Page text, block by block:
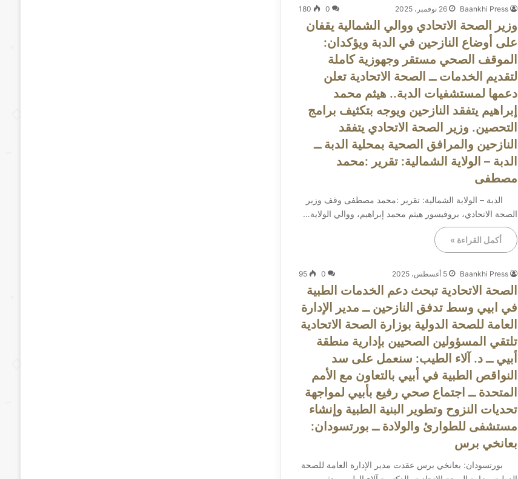
Baankhi Press 26 نوفمبر، 2025 0
180
وزير الصحة الاتحادي ووالي الشمالية يقفان
على أوضاع النازحين في الدبة ويؤكدان:
الموقف الصحي مستقر وجهوزية كاملة
لتقديم الخدمات ــ ​الصحة الاتحادية تعلن
دعمها لمستشفيات الدبة.. هيثم محمد
إبراهيم يتفقد النازحين ويوجه بتكثيف برامج
التحصين. وزير الصحة الاتحادي يتفقد
النازحين والمرافق الصحية بمحلية الدبة ــ ​
الدبة – الولاية الشمالية: تقرير :محمد
مصطفى
​الدبة – الولاية الشمالية: تقرير :محمد مصطفى وقف وزير
الصحة الاتحادي، بروفيسور هيثم محمد إبراهيم، ووالي الولاية…
أكمل القراءة »
Baankhi Press 5 أغسطس، 2025 0
95
الصحة الاتحادية تبحث دعم الخدمات الطبية
في ابيي وسط تدفق النازحين ــ مدير الإدارة
العامة للصحة الدولية بوزارة الصحة الاتحادية
تلتقي المسؤولين الصحيين بإدارية منطقة
أبيي ــ د. آلاء الطيب: سنعمل على سد
النواقص الطبية في أبيي بالتعاون مع الأمم
المتحدة ــ اجتماع صحي رفيع بأبيي لمواجهة
تحديات النزوح وتطوير البنية الطبية وإنشاء
مستشفى للطوارئ والولادة ــ بورتسودان:
بعانخي برس
بورتسودان: بعانخي برس عقدت مدير الإدارة العامة للصحة